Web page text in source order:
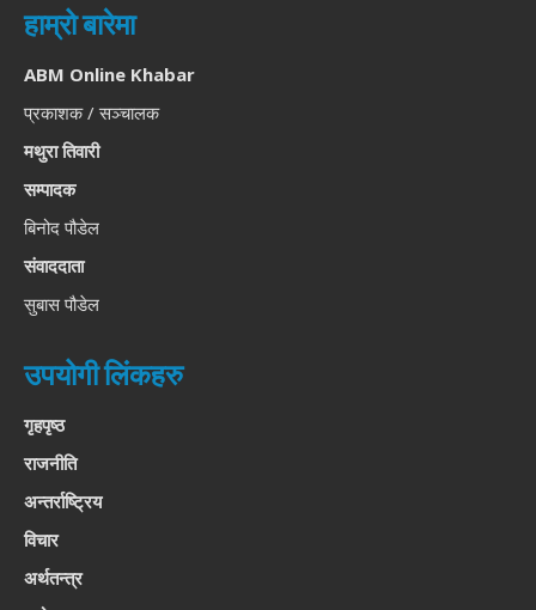
हाम्रो बारेमा
ABM Online Khabar
प्रकाशक / सञ्चालक
मथुरा तिवारी
सम्पादक
बिनोद पौडेल
संवाददाता
सुबास पौडेल
उपयोगी लिंकहरु
गृहपृष्ठ
राजनीति
अन्तर्राष्ट्रिय
विचार
अर्थतन्त्र